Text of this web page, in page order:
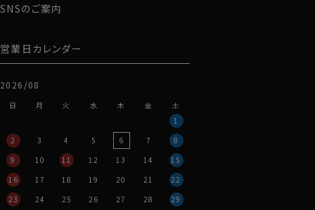
SNSのご案内
営業日カレンダー
2026/08
日 月 火 水 木 金
土
1
2
3 4 5 6 7
8
9
10 11 12 13 14
15
16
17 18 19 20 21
22
23
24 25 26 27 28 29